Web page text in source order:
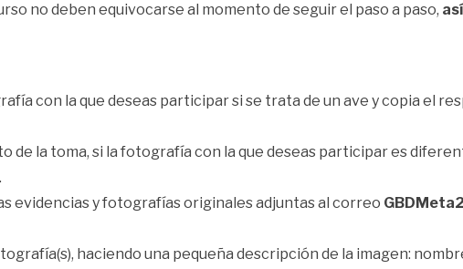
no deben equivocarse al momento de seguir el paso a paso,
con la que deseas participar si se trata de un ave y copia el
de la toma, si la fotografía con la que deseas participar es
evidencias y fotografías originales adjuntas al correo
haciendo una pequeña descripción de la imagen: